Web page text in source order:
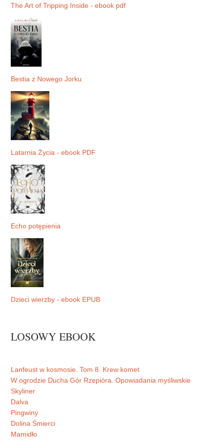
The Art of Tripping Inside - ebook pdf
Bestia z Nowego Jorku
Latarnia Życia - ebook PDF
Echo potępienia
Dzieci wierzby - ebook EPUB
LOSOWY EBOOK
Lanfeust w kosmosie. Tom 8. Krew komet
W ogrodzie Ducha Gór Rzepióra. Opowiadania myśliwskie
Skyliner
Dalva
Pingwiny
Dolina Śmierci
Mamidło